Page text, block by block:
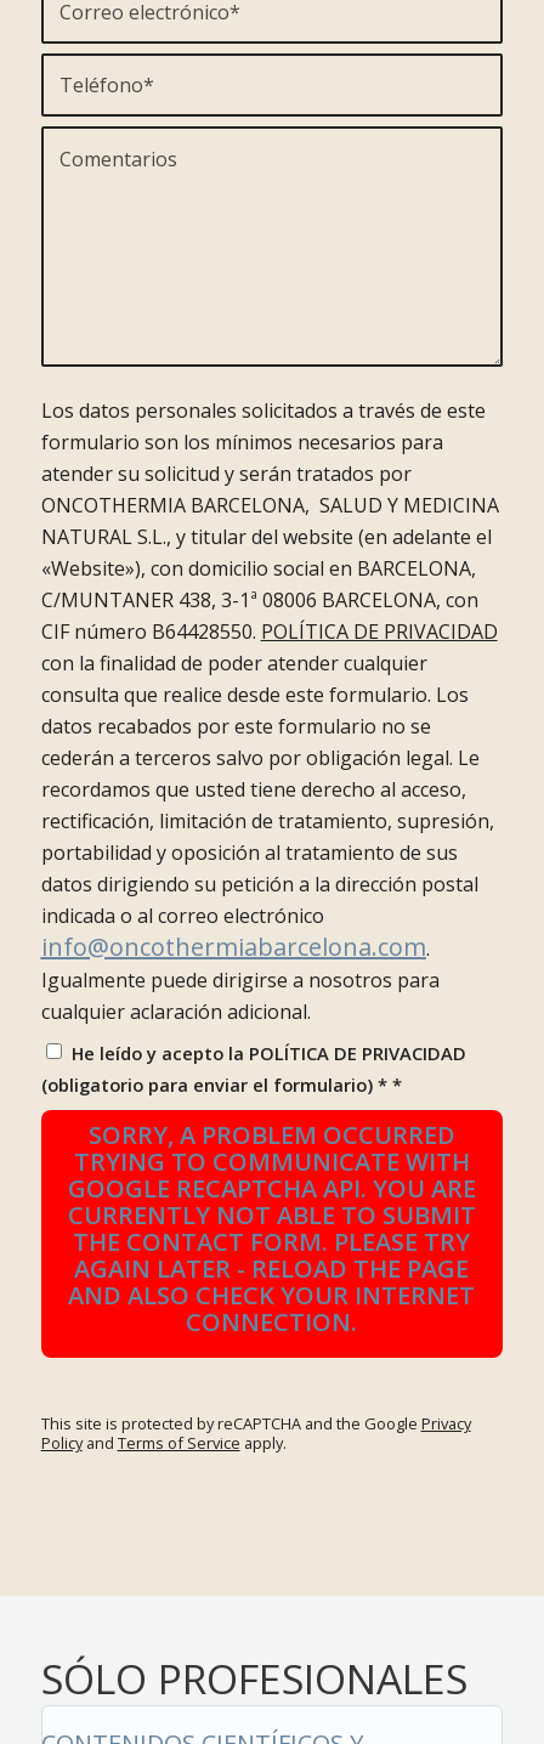
Los datos personales solicitados a través de este
formulario son los mínimos necesarios para
atender su solicitud y serán tratados por
ONCOTHERMIA BARCELONA, SALUD Y MEDICINA
NATURAL S.L., y titular del website (en adelante el
«Website»), con domicilio social en BARCELONA,
C/MUNTANER 438, 3-1ª 08006 BARCELONA, con
CIF número B64428550. POLÍTICA DE PRIVACIDAD
con la finalidad de poder atender cualquier
consulta que realice desde este formulario. Los
datos recabados por este formulario no se
cederán a terceros salvo por obligación legal. Le
recordamos que usted tiene derecho al acceso,
rectificación, limitación de tratamiento, supresión,
portabilidad y oposición al tratamiento de sus
datos dirigiendo su petición a la dirección postal
indicada o al correo electrónico
info@oncothermiabarcelona.com.
Igualmente puede dirigirse a nosotros para
cualquier aclaración adicional.
He leído y acepto la POLÍTICA DE PRIVACIDAD
(obligatorio para enviar el formulario) * *
SORRY, A PROBLEM OCCURRED
TRYING TO COMMUNICATE WITH
GOOGLE RECAPTCHA API. YOU ARE
CURRENTLY NOT ABLE TO SUBMIT
THE CONTACT FORM. PLEASE TRY
AGAIN LATER - RELOAD THE PAGE
AND ALSO CHECK YOUR INTERNET
CONNECTION.
This site is protected by reCAPTCHA and the Google Privacy
Policyand Terms of Service apply.
SÓLO PROFESIONALES